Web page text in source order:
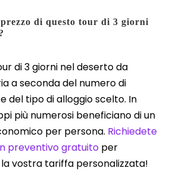
di questo tour di 3 giorni
di 3 giorni nel deserto da
a seconda del numero di
del tipo di alloggio scelto. In
più numerosi beneficiano di un
per persona. Richiedete
preventivo gratuito per
vostra tariffa personalizzata!